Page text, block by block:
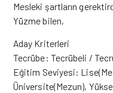
Mesleki şartların
Yüzme bilen,
Aday Kriterleri
Tecrübe: Tecrübeli /
Eğitim Seviyesi:
Üniversite(Mezun),